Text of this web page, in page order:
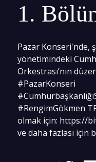
1.
Pazar Konseri'nde,
yönetimindeki
Orkestrası’nın
#PazarKonseri
#RengimGökmen
olmak için: https://
ve daha fazlası için